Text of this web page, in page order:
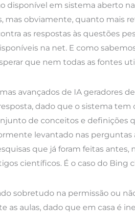
disponível em sistema aberto
obviamente, quanto mais
as respostas às questões
na net. E como
que nem todas as fontes
avançados de IA geradores
dado que o sistema tem
de conceitos e definições
levantado nas perguntas
que já foram feitas
científicos. É o caso do Bing
sobretudo na permissão ou
aulas, dado que em casa é